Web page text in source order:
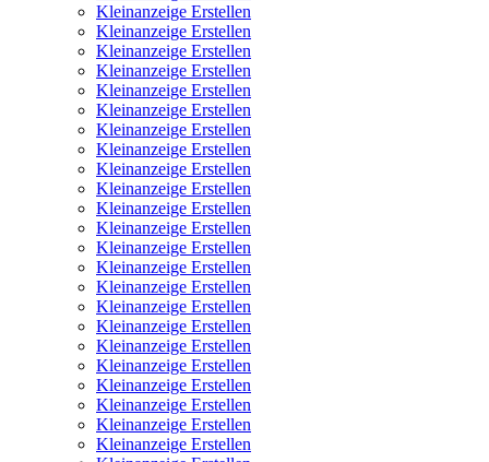
Kleinanzeige Erstellen
Kleinanzeige Erstellen
Kleinanzeige Erstellen
Kleinanzeige Erstellen
Kleinanzeige Erstellen
Kleinanzeige Erstellen
Kleinanzeige Erstellen
Kleinanzeige Erstellen
Kleinanzeige Erstellen
Kleinanzeige Erstellen
Kleinanzeige Erstellen
Kleinanzeige Erstellen
Kleinanzeige Erstellen
Kleinanzeige Erstellen
Kleinanzeige Erstellen
Kleinanzeige Erstellen
Kleinanzeige Erstellen
Kleinanzeige Erstellen
Kleinanzeige Erstellen
Kleinanzeige Erstellen
Kleinanzeige Erstellen
Kleinanzeige Erstellen
Kleinanzeige Erstellen